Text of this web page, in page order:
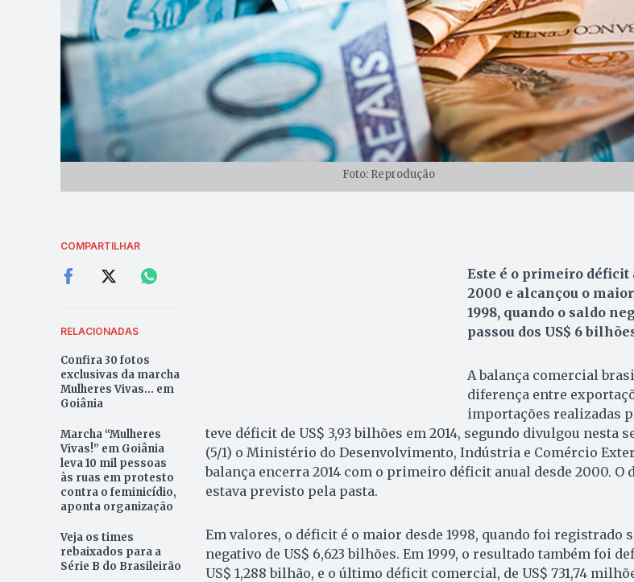
Foto: Reprodução
COMPARTILHAR
RELACIONADAS
Confira 30 fotos
exclusivas da marcha
Mulheres Vivas... em
Goiânia
Marcha “Mulheres
Vivas!” em Goiânia
leva 10 mil pessoas
às ruas em protesto
contra o feminicídio,
aponta organização
Veja os times
rebaixados para a
Série B do Brasileirão
Este é o primeiro déficit
2000 e alcançou o
1998, quando o saldo
passou dos US$ 6
A balança comercial
diferença entre
importações realizadas
teve déficit de US$ 3,93 bilhões em 2014, segundo divulgou nesta
(5/1) o Ministério do Desenvolvimento, Indústria e Comércio
balança encerra 2014 com o primeiro déficit anual desde 2000. O
estava previsto pela pasta.
Em valores, o déficit é o maior desde 1998, quando foi registrado
negativo de US$ 6,623 bilhões. Em 1999, o resultado também foi
US$ 1,288 bilhão, e o último déficit comercial, de US$ 731,74